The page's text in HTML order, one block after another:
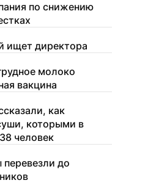
по снижению
ищет директора
молоко
вакцина
как
которыми в
человек
до